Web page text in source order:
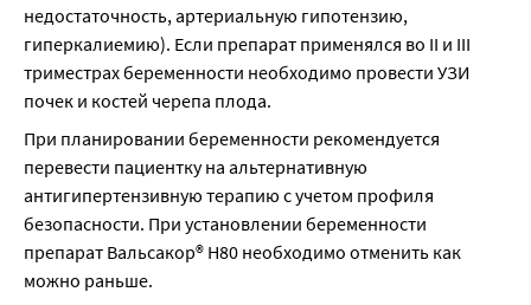
недостаточность, артериальную гипотензию,
гиперкалиемию). Если препарат применялся во II и III
триместрах беременности необходимо провести УЗИ
почек и костей черепа плода.
При планировании беременности рекомендуется
перевести пациентку на альтернативную
антигипертензивную терапию с учетом профиля
безопасности. При установлении беременности
препарат Вальсакор® Н80 необходимо отменить как
можно раньше.